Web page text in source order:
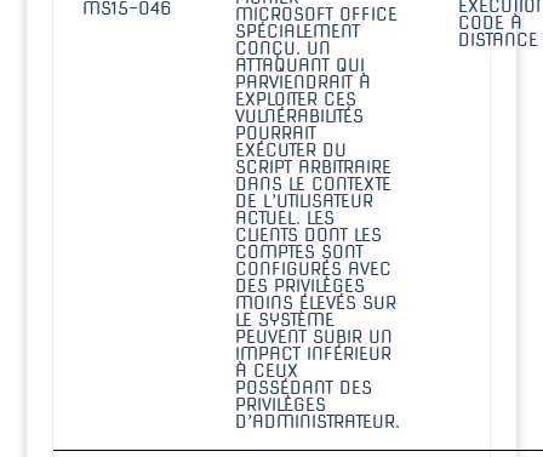
MS15-046
MICROSOFT OFFICE
SPÉCIALEMENT
CONÇU. UN
ATTAQUANT QUI
PARVIENDRAIT À
EXPLOITER CES
VULNÉRABILITÉS
POURRAIT
EXÉCUTER DU
SCRIPT ARBITRAIRE
DANS LE CONTEXTE
DE L’UTILISATEUR
ACTUEL. LES
CLIENTS DONT LES
COMPTES SONT
CONFIGURÉS AVEC
DES PRIVILÈGES
MOINS ÉLEVÉS SUR
LE SYSTÈME
PEUVENT SUBIR UN
IMPACT INFÉRIEUR
À CEUX
POSSÉDANT DES
PRIVILÈGES
D’ADMINISTRATEUR.
CODE À
DISTANCE